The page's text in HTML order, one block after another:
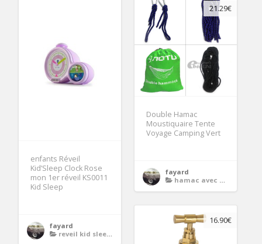
enfants Réveil
Kid’Sleep Clock Rose
mon 1er réveil KS0011
Kid Sleep
fayard
reveil kid sleep moon
21.29€
Double Hamac
Moustiquaire Tente
Voyage Camping Vert
fayard
hamac avec moustiquaire
16.90€